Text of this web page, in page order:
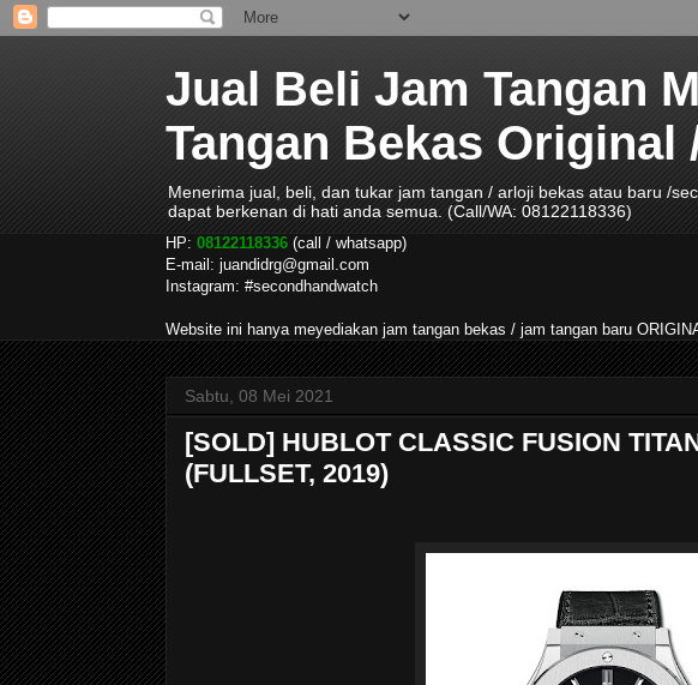
Jual Beli Jam Tangan
Tangan Bekas
Menerima jual, beli, dan tukar jam tangan / arloji bekas atau baru /
dapat berkenan di hati anda semua. (Call/WA: 08122118336)
HP: 08122118336 (call / whatsapp)
E-mail: juandidrg@gmail.com
Instagram: #secondhandwatch
Website ini hanya meyediakan jam tangan bekas / jam tangan baru
Sabtu, 08 Mei 2021
[SOLD] HUBLOT CLASSIC FUSION
(FULLSET, 2019)